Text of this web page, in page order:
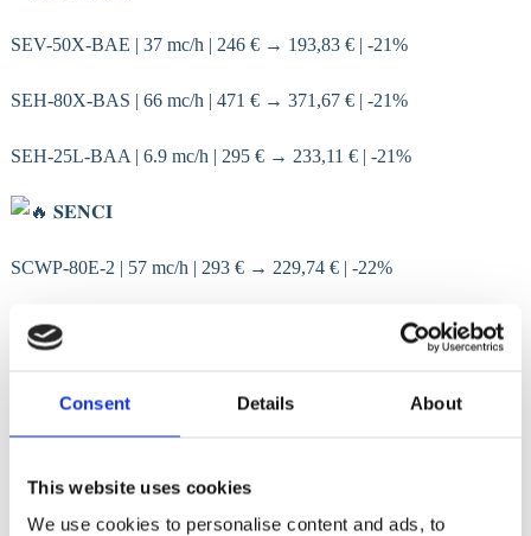
Consent Details About
This website uses cookies
We use cookies to personalise content and ads, to
SEV-50X-BAE | 37 mc/h | 246 € → 193,83 € | -21%
SEH-80X-BAS | 66 mc/h | 471 € → 371,67 € | -21%
SEH-25L-BAA | 6.9 mc/h | 295 € → 233,11 € | -21%
𝐒𝐄𝐍𝐂𝐈
SCWP-80E-2 | 57 mc/h | 293 € → 229,74 € | -22%
SCWT-100 | 68 mc/h | 390 € → 276,68 € | -29%
Fie că ai nevoie de motopompe pentru ape curate, ape murdare
pentru diferite cerințe și debite.